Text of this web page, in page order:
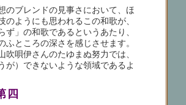
のブレンドの見事さにおいて、ほ
のようにも思われるこの和歌が、
ず」の和歌であるというあたり、
ふところの深さを感じさせます。
吹唄伊さんのたゆまぬ努力では、
が）できないような領域であるよ
四